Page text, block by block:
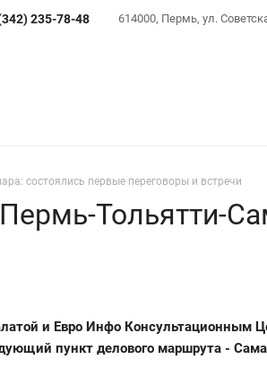
614000, Пермь, ул.
235-78-48
состоялись первые переговоры и встречи
Тольятти-
и Евро Инфо Консультационным
пункт делового маршрута -